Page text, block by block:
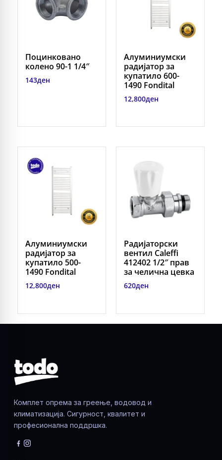
Поцинковано
колено 90-1 1/4″
143ден
Алуминиумски
радијатор за
купатило 600-
1490 Fondital
12,800ден
Алуминиумски
радијатор за
купатило 500-
1490 Fondital
12,800ден
Радијаторски
вентил Caleffi
412402 1/2″ прав
за челична цевка
620ден
Комплет опрема за греење, водовод и
климатизација. Сигурност, квалитет и
професионална поддршка.